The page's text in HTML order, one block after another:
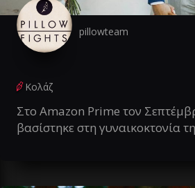
pillowteam
Κολάζ
Στο Amazon Prime τον
βασίστηκε στη γυναικοκτονία